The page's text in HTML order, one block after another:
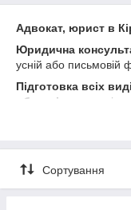
Адвокат, юрист в
Юридична
усній або письмовій
Підготовка всіх
області -
Сімейний адвокат
шлюбу, аліменти і
Сортування